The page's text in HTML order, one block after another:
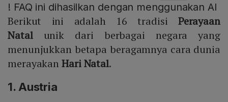
! FAQ ini dihasilkan dengan menggunakan AI
Berikut ini adalah 16 tradisi Perayaan
Natalunik dari berbagai negara yang
menunjukkan betapa beragamnya cara dunia
merayakanHari Natal.
1. Austria